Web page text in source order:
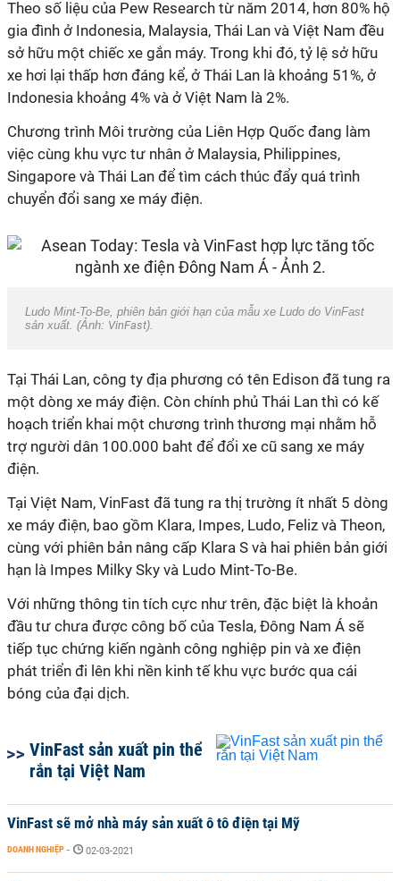
Theo số liệu của Pew Research từ năm 2014, hơn 80% hộ
gia đình ở Indonesia, Malaysia, Thái Lan và Việt Nam đều
sở hữu một chiếc xe gắn máy. Trong khi đó, tỷ lệ sở hữu
xe hơi lại thấp hơn đáng kể, ở Thái Lan là khoảng 51%, ở
Indonesia khoảng 4% và ở Việt Nam là 2%.
Chương trình Môi trường của Liên Hợp Quốc đang làm
việc cùng khu vực tư nhân ở Malaysia, Philippines,
Singapore và Thái Lan để tìm cách thúc đẩy quá trình
chuyển đổi sang xe máy điện.
Ludo Mint-To-Be, phiên bản giới hạn của mẫu xe Ludo do VinFast
sản xuất. (Ảnh: VinFast).
Tại Thái Lan, công ty địa phương có tên Edison đã tung ra
một dòng xe máy điện. Còn chính phủ Thái Lan thì có kế
hoạch triển khai một chương trình thương mại nhằm hỗ
trợ người dân 100.000 baht để đổi xe cũ sang xe máy
điện.
Tại Việt Nam, VinFast đã tung ra thị trường ít nhất 5 dòng
xe máy điện, bao gồm Klara, Impes, Ludo, Feliz và Theon,
cùng với phiên bản nâng cấp Klara S và hai phiên bản giới
hạn là Impes Milky Sky và Ludo Mint-To-Be.
Với những thông tin tích cực như trên, đặc biệt là khoản
đầu tư chưa được công bố của Tesla, Đông Nam Á sẽ
tiếp tục chứng kiến ngành công nghiệp pin và xe điện
phát triển đi lên khi nền kinh tế khu vực bước qua cái
bóng của đại dịch.
VinFast sản xuất pin thể
rắn tại Việt Nam
VinFast sẽ mở nhà máy sản xuất ô tô điện tại Mỹ
DOANH NGHIỆP - 02-03-2021